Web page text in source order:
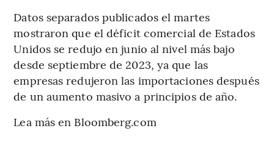
Datos separados publicados el martes
mostraron que el déficit comercial de Estados
Unidos se redujo en junio al nivel más bajo
desde septiembre de 2023, ya que las
empresas redujeron las importaciones después
de un aumento masivo a principios de año.
Lea más en Bloomberg.com